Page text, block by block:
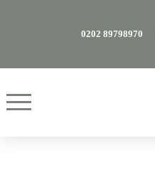
0202 89798970